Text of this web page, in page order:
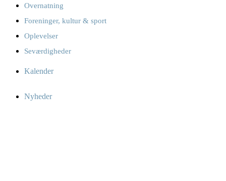
Overnatning
Foreninger, kultur & sport
Oplevelser
Seværdigheder
Kalender
Nyheder